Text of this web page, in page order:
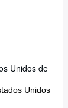
Unidos de
Unidos